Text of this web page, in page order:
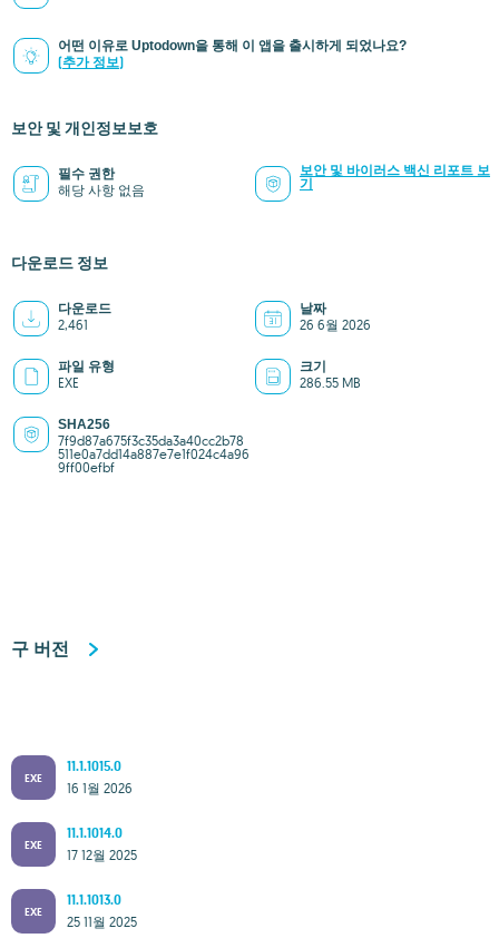
어떤 이유로 Uptodown을 통해 이 앱을 출시하게 되었나요?
(추가 정보)
보안 및 개인정보보호
필수 권한
해당 사항 없음
보안 및 바이러스 백신 리포트 보
기
다운로드 정보
다운로드
2,461
날짜
26 6월 2026
파일 유형
EXE
크기
286.55 MB
SHA256
7f9d87a675f3c35da3a40cc2b78
511e0a7dd14a887e7e1f024c4a96
9ff00efbf
구 버전
EXE
11.1.1015.0
16 1월 2026
EXE
11.1.1014.0
17 12월 2025
EXE
11.1.1013.0
25 11월 2025